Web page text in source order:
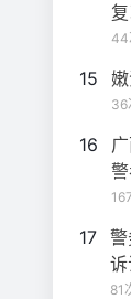
44
15
36
16
17
诉
81